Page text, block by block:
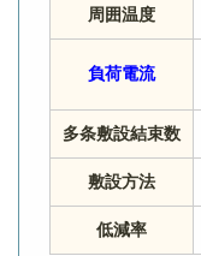
周囲温度
負荷電流
多条敷設結束数
敷設方法
低減率